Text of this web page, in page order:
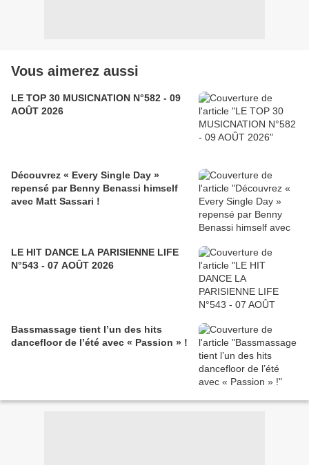
Vous aimerez aussi
LE TOP 30 MUSICNATION N°582 - 09
AOÛT 2026
Découvrez « Every Single Day »
repensé par Benny Benassi himself
avec Matt Sassari !
LE HIT DANCE LA PARISIENNE LIFE
N°543 - 07 AOÛT 2026
Bassmassage tient l’un des hits
dancefloor de l’été avec « Passion » !